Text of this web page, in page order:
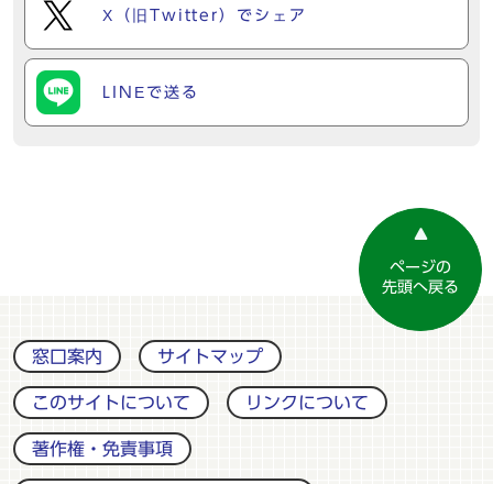
X（旧Twitter）でシェア
LINEで送る
ページの
先頭へ戻る
窓口案内 サイトマップ
このサイトについて リンクについて
著作権・免責事項